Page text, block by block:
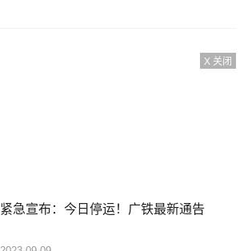
X 关闭
紧急宣布：今日停运！广铁最新通告